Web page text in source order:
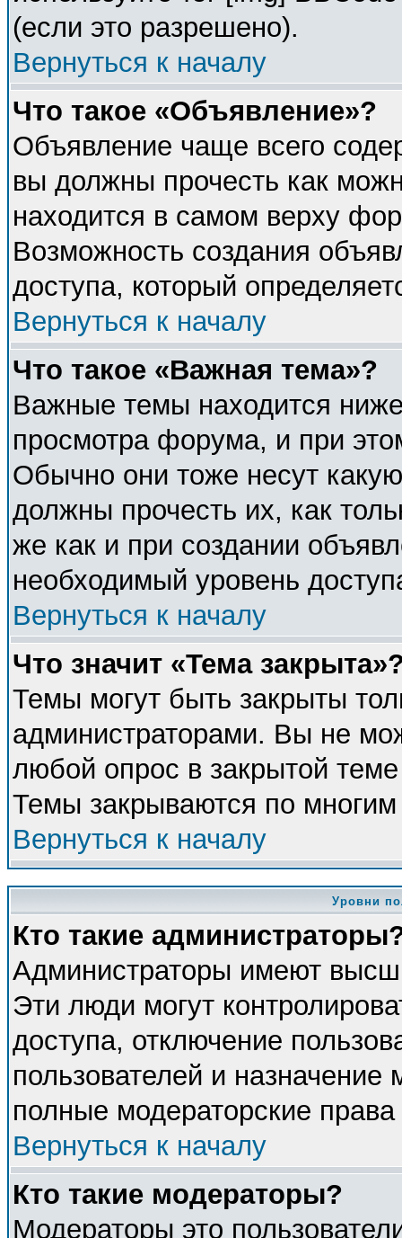
(если это разрешено).
Вернуться к началу
Что такое «Объявление»?
Объявление чаще всего
вы должны прочесть как
находится в самом верху
Возможность создания
доступа, который
Вернуться к началу
Что такое «Важная тема»?
Важные темы находится
просмотра форума, и при
Обычно они тоже несут
должны прочесть их, как
же как и при создании
необходимый уровень
Вернуться к началу
Что значит «Тема
Темы могут быть закрыты
администраторами. Вы не
любой опрос в закрытой
Темы закрываются по
Вернуться к началу
Уровни
Кто такие
Администраторы имеют
Эти люди могут
доступа, отключение
пользователей и
полные модераторские
Вернуться к началу
Кто такие модераторы?
Модераторы это